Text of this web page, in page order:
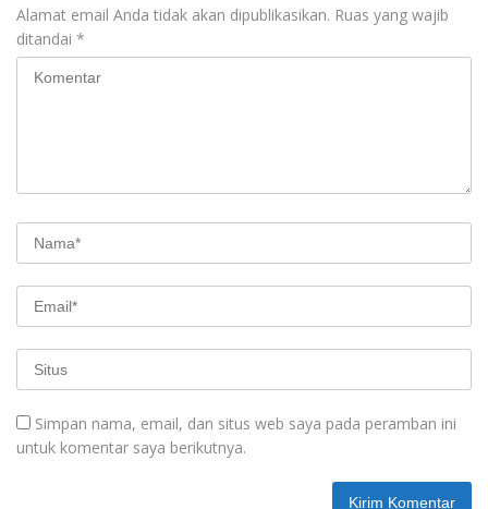
Alamat email Anda tidak akan dipublikasikan. Ruas yang wajib
ditandai *
Simpan nama, email, dan situs web saya pada peramban ini
untuk komentar saya berikutnya.